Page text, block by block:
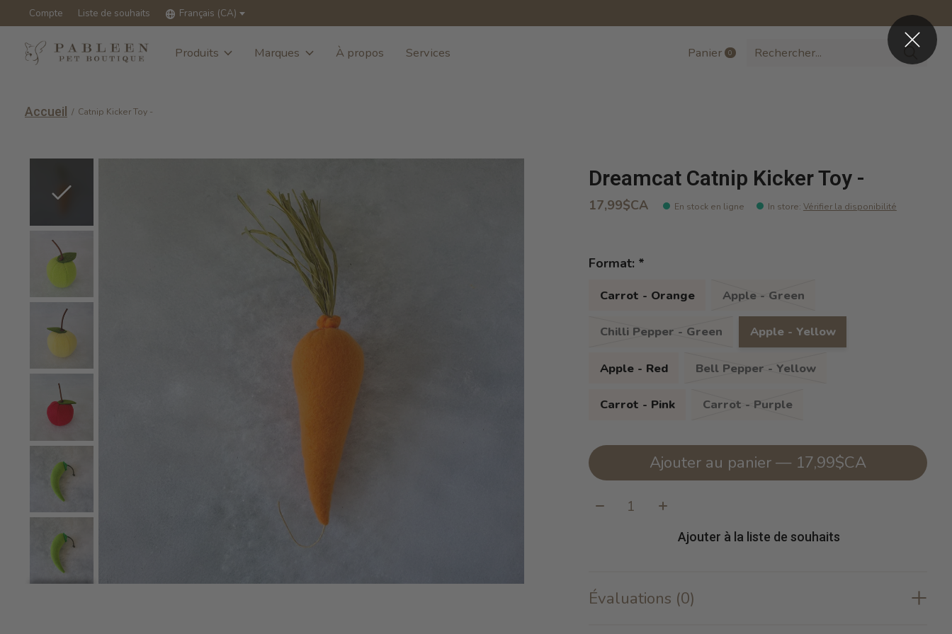
Compte Liste de souhaits Français (CA)
Produits Marques À propos Services Panier 0items
Accueil / Catnip Kicker Toy -
Dreamcat Catnip Kicker Toy -
17,99$CA En stock en ligne In store: Vérifier la disponibilité
Format: *
Carrot - Orange Apple - Green
Chilli Pepper - Green Apple - Yellow
Apple - Red Bell Pepper - Yellow
Carrot - Pink Carrot - Purple
Ajouter au panier — 17,99$CA
Quantité:
Ajouter à la liste de souhaits
Évaluations (0)